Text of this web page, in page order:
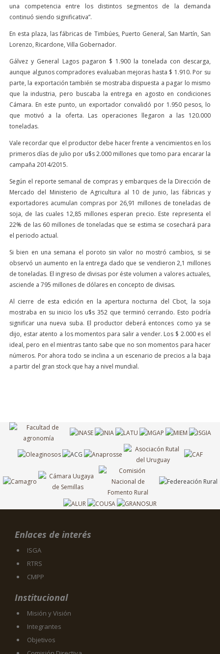
una competencia entre los distintos segmentos de la demanda
continuó siendo significativa”.
En esta plaza, las fábricas de Timbúes, Puerto General, San Martín, San
Lorenzo, Ricardone, Villa Gobernador.
Gálvez y General Lagos pagaron $ 1.900 la tonelada con descarga,
aunque algunos compradores evaluaban mejoras hasta $ 1.910. Por su
parte, la exportación también se mostraba dispuesta a pagar lo mismo
que la industria, pero buscaba la entrega en agosto en condiciones
Cámara. En este punto, un exportador convalidó por 1.950 pesos, lo
que motivó a la oferta. Las operaciones llegaron a las 120.000
toneladas.
Vale recordar que el productor debe hacer frente a vencimientos en los
primeros días de julio por u$s 2.000 millones que tomo para encarar la
campaña 2014/2015.
Según el reporte semanal de compras y embarques de la Dirección de
Mercado del Ministerio de Agricultura al 10 de junio, las fábricas y
exportadores acumulan compras por 26,91 millones de toneladas de
soja, de las cuales 12,85 millones esperan precio. Este representa el
22% de las 60 millones de toneladas que se estima se cosechará para
el periodo actual.
Si bien en una semana el poroto sin valor no mostró cambios, si se
observó un aumento en la entrega dado que se vendieron 2,1 millones
de toneladas. El ingreso de divisas por éste volumen a valores actuales,
asciende a 795 millones de dólares en concepto de divisas.
Al cierre de esta edición en la apertura nocturna del Cbot, la soja
mostraba en su inicio los u$s 352 que terminó cerrando. Esto podría
significar una nueva suba. El productor deberá entonces como ya se
dijo, estar atento a los momentos para salir a vender. Los $ 2.000 es el
ideal, pero en el mientras tanto sabe que no son momentos para hacer
números. Por ahora todo se inclina a un escenario de precios a la baja
a partir del gran stock que hay a nivel mundial.
Enlaces de interés
ISGA
RTRS
CMPP
Institucional
Misión y Visión
Integrantes
Objetivos